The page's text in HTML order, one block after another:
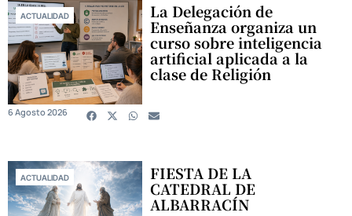
ACTUALIDAD La Delegación de
Enseñanza organiza un
curso sobre inteligencia
artificial aplicada a la
clase de Religión
6 Agosto 2026
ACTUALIDAD FIESTA DE LA
CATEDRAL DE
ALBARRACÍN